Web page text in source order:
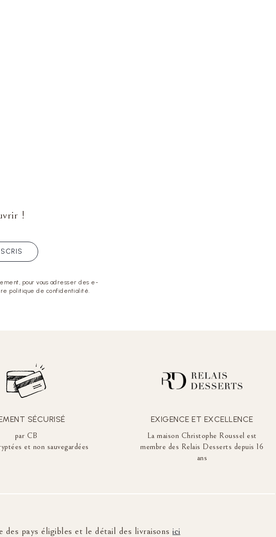
!
pour vous adresser des e-
politique de confidentialité.
SÉCURISÉ
par CB
et non sauvegardées
EXIGENCE ET EXCELLENCE
La maison Christophe Roussel est
membre des Relais Desserts depuis 16
ans
pays éligibles et le détail des livraisons ici